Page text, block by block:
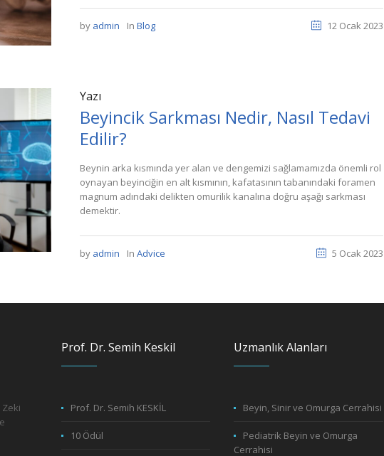
12 Ocak 2023
by admin In Blog
Yazı
Beyincik Sarkması Nedir, Nasıl Tedavi
Edilir?
Beynin arka kısmında yer alan ve dengemizi sağlamamızda önemli rol
oynayan beyinciğin en alt kısmının, kafatasının tabanındaki foramen
magnum adındaki delikten omurilik kanalına doğru aşağı sarkması
demektir.
5 Ocak 2023
by admin In Advice
Zeki
Prof. Dr. Semih Keskil
Prof. Dr. Semih KESKİL
10 Ödül
Uzmanlık Alanları
Beyin, Sinir ve Omurga Cerrahisi
Pediatrik Beyin ve Omurga
Cerrahisi